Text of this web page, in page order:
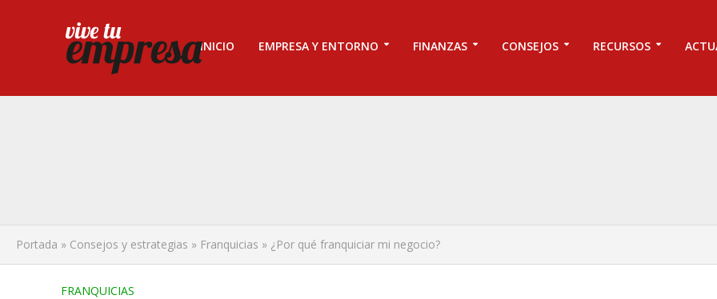
INICIO EMPRESA Y ENTORNO FINANZAS CONSEJOS RECURSOS
Portada » Consejos y estrategias » Franquicias » ¿Por qué franquiciar mi negocio?
FRANQUICIAS